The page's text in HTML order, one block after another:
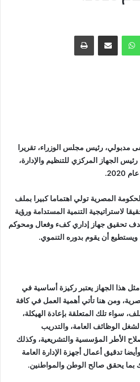
واتساب مشاركة عبر البريد طباعة
رئيس مجلس الوزراء، تقريرا
الجهاز المركزي للتنظيم والإدارة،
.
المصرية تولي اهتماما كبيرا بملف
لاستراتيجية التنمية المستدامة ورؤية
تستهدف تحقيق جهاز إداري كفء وفعال ومحوكم
أن يقوم بدوره التنموي.
هذا الجهاز يعتبر ركيزة أساسية في
ومن هنا تأتي أهمية العمل في كافة
سواء تلك المتعلقة بإعادة الهيكلة،
الوظائف العامة، والتدريب
الأطر المؤسسية والتشريعية، وكذلك
تدقيق أعمال أجهزة الإدارة العامة
بما يحقق صالح الوطن والمواطنين.